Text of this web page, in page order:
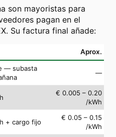
son mayoristas para
pagan en el
Su factura final añade:
Aprox.
— subasta
—
€ 0.005 – 0.20
/kWh
+ cargo fijo
€ 0.05 – 0.15
/kWh